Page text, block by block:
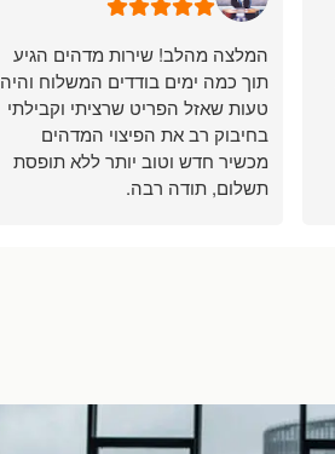
המלצה מהלב! שירות מדהים הגיע
תוך כמה ימים בודדים המשלוח והיה
טעות שאזל הפריט שרציתי וקבילתי
בחיבוק רב את הפיצוי המדהים
מכשיר חדש וטוב יותר ללא תופסת
תשלום, תודה רבה.